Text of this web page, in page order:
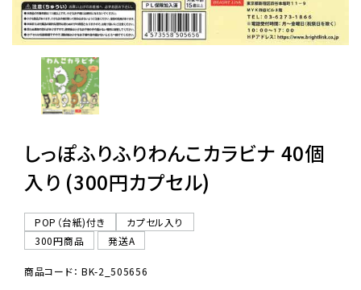
よくあるご質問
06-6282-7659
しっぽふりふりわんこカラビナ 40個
入り (300円カプセル)
POP（台紙)付き
カプセル入り
300円商品
発送A
商品コード： BK-2_505656